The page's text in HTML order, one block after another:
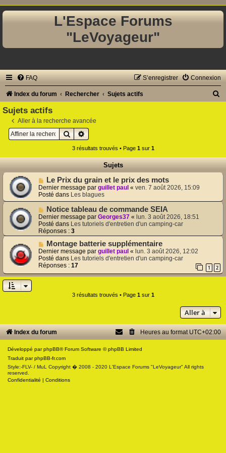
L'Espace Forums
"LeVoyageur"
FAQ Connexion
S’enregistrer
Index du forum Rechercher Sujets actifs
r
c
e
Sujets actifs
Aller à la recherche avancée
RechercherRecherche avancée
3 résultats trouvés • Page 1sur 1
Sujets
N
o
u
v
e
a
u
m
e
s
s
a
g
e
Le Prix du grain et le prix des mots
Dernier message par guillet paul « ven. 7 août 2026, 15:09
Posté dans Les blagues
N
o
u
v
e
u
m
e
s
Notice tableau de commande SEIA
Dernier message par Georges37 « lun. 3 août 2026, 18:51
Posté dans Les tutoriels d'entretien d'un camping-car
Réponses : 3
N
o
u
v
e
a
e
Montage batterie supplémentaire
Dernier message par guillet paul « lun. 3 août 2026, 12:02
Posté dans Les tutoriels d'entretien d'un camping-car
Réponses : 17 1 2
3 résultats trouvés • Page 1sur 1
Aller à
Index du forum Heures au format UTC+02:00
Développé parphpBB® Forum Software © phpBB Limited
Traduit parphpBB-fr.com
Style:-FLV- / MuL Copyright � 2008 - 2020 L'Espace Forums "LeVoyageur" All rights
reserved.
Confidentialité
Conditions